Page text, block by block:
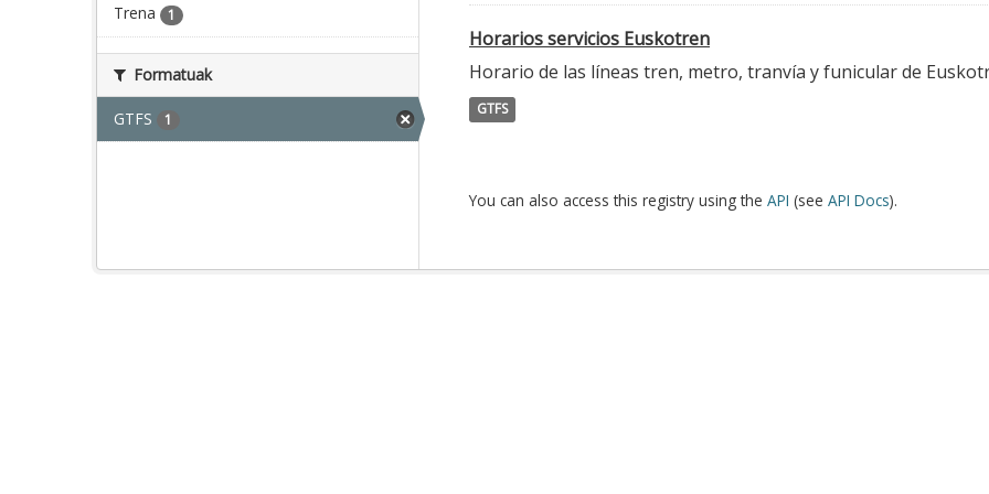
Trena 1
Formatuak
GTFS 1
Horarios servicios Euskotren
Horario de las líneas tren, metro, tranvía y funicular de
GTFS
You can also access this registry using the API (see API Docs).